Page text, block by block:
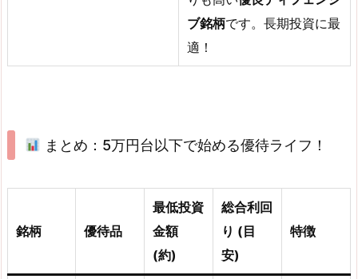
ブ銘柄です。長期投資に最
適！
まとめ：5万円台以下で始める優待ライフ！
銘柄 優待品
最低投資
金額
(約)
総合利回
り (目
安)
特徴